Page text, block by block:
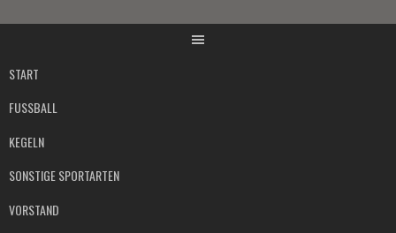
START
FUSSBALL
KEGELN
SONSTIGE SPORTARTEN
VORSTAND